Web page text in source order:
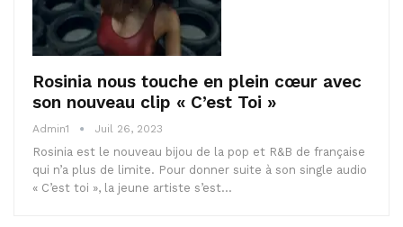
Rosinia nous touche en plein cœur avec
son nouveau clip « C’est Toi »
Admin1 Juil 26, 2023
Rosinia est le nouveau bijou de la pop et R&B de française
qui n’a plus de limite. Pour donner suite à son single audio
« C’est toi », la jeune artiste s’est…